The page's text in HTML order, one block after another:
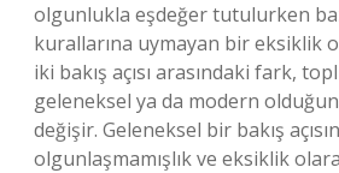
olgunlukla eşdeğer tutulurken
kurallarına uymayan bir eksiklik
iki bakış açısı arasındaki fark,
geleneksel ya da modern
değişir. Geleneksel bir bakış
olgunlaşmamışlık ve eksiklik